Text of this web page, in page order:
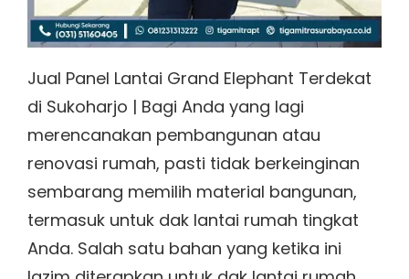
Jual Panel Lantai Grand Elephant Terdekat
di Sukoharjo | Bagi Anda yang lagi
merencanakan pembangunan atau
renovasi rumah, pasti tidak berkeinginan
sembarang memilih material bangunan,
termasuk untuk dak lantai rumah tingkat
Anda. Salah satu bahan yang ketika ini